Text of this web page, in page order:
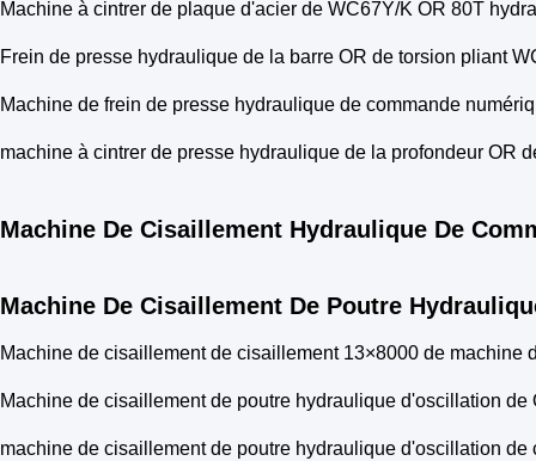
Machine à cintrer de plaque d'acier de WC67Y/K OR 80T
Frein de presse hydraulique de la barre OR de torsion pliant
Machine de frein de presse hydraulique de commande
machine à cintrer de presse hydraulique de la profondeur OR
Machine De Cisaillement Hydraulique De
Machine De Cisaillement De Poutre
Machine de cisaillement de cisaillement 13×8000 de
Machine de cisaillement de poutre hydraulique d'oscillation
machine de cisaillement de poutre hydraulique d'oscillation